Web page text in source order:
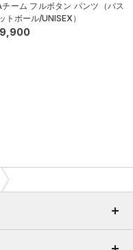
ーム フルボタン パンツ（バス
トボール/UNISEX）
9,900